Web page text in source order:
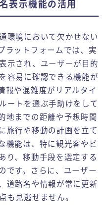
表示機能の活用
環境において欠かせない
ラットフォームでは、実
示され、ユーザーが目的
容易に確認できる機能が
報や混雑度がリアルタイ
ートを選ぶ手助けをして
地までの距離や予想時間
旅行や移動の計画を立て
機能は、特に観光客やビ
り、移動手段を選定する
です。さらに、ユーザー
道路名や情報が常に更新
も見逃せません。